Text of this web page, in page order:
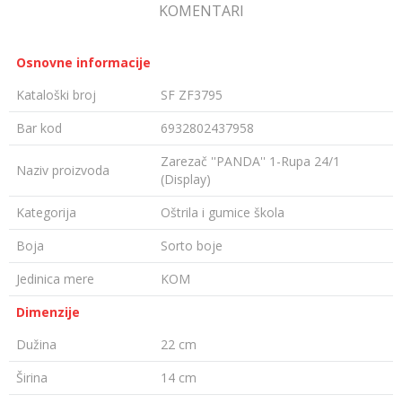
KOMENTARI
Osnovne informacije
Kataloški broj
SF ZF3795
Bar kod
6932802437958
Naziv proizvoda
Zarezač ''PANDA'' 1-Rupa 24/1
(Display)
Kategorija
Oštrila i gumice škola
Boja
Sorto boje
Jedinica mere
KOM
Dimenzije
Dužina
22 cm
Širina
14 cm